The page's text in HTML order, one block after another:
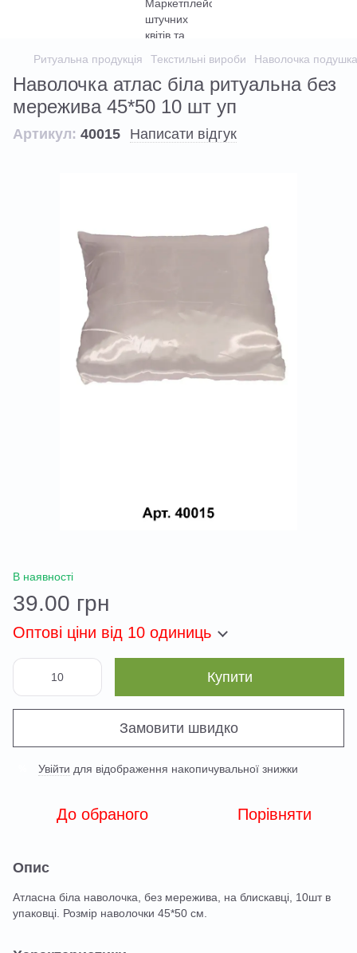
Ритуальна продукція Текстильні вироби Наволочка
Наволочка атлас біла ритуальна без
мережива 45*50 10 шт уп
Артикул: 40015 Написати відгук
В наявності
39.00 грн
Оптові ціни від 10 одиниць
Купити
Замовити швидко
Увійти для відображення накопичувальної знижки
До обраного Порівняти
Опис
Атласна біла наволочка, без мережива, на блискавці, 10шт в
упаковці. Розмір наволочки 45*50 см.